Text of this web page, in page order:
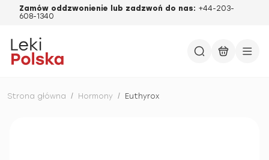
Zamów oddzwonienie lub zadzwoń do nas: +44-203-
608-1340
Strona główna / Hormony / Euthyrox